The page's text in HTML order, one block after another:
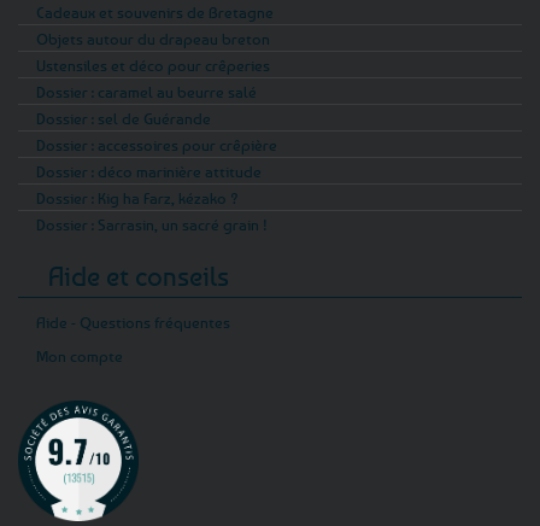
Cadeaux et souvenirs de Bretagne
Objets autour du drapeau breton
Ustensiles et déco pour crêperies
Dossier : caramel au beurre salé
Dossier : sel de Guérande
Dossier : accessoires pour crêpière
Dossier : déco marinière attitude
Dossier : Kig ha Farz, kézako ?
Dossier : Sarrasin, un sacré grain !
Aide et conseils
Aide - Questions fréquentes
Mon compte